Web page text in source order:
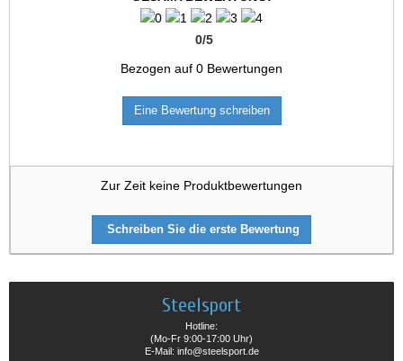
0/5
Bezogen auf 0 Bewertungen
Eine Bewertung schreiben
Zur Zeit keine Produktbewertungen
Schreiben Sie die erste Bewertung
Steelsport
Hotline:
(Mo-Fr 9:00-17:00 Uhr)
E-Mail: info@steelsport.de